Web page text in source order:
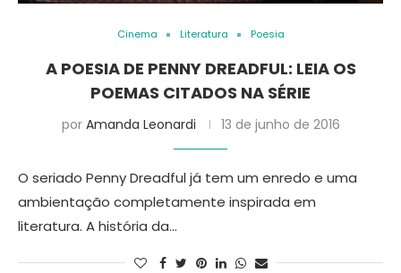
Cinema Literatura Poesia
A POESIA DE PENNY DREADFUL: LEIA OS
POEMAS CITADOS NA SÉRIE
por Amanda Leonardi 13 de junho de 2016
O seriado Penny Dreadful já tem um enredo e uma
ambientação completamente inspirada em
literatura. A história da…